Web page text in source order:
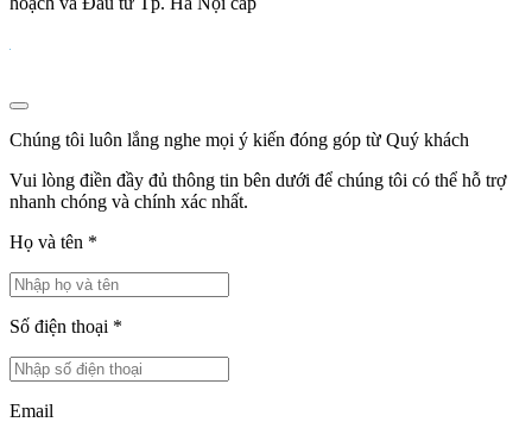
Chúng tôi luôn lắng nghe mọi ý kiến đóng góp từ Quý khách
Vui lòng điền đầy đủ thông tin bên dưới để chúng tôi có thể hỗ trợ
nhanh chóng và chính xác nhất.
Họ và tên *
Số điện thoại *
Email